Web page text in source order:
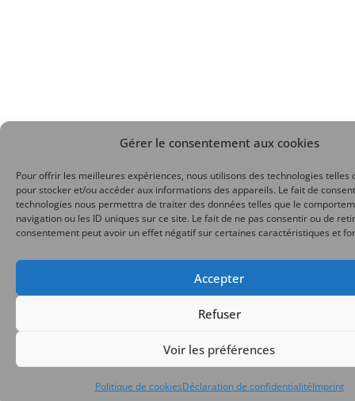
Gérer le consentement aux cookies
Pour offrir les meilleures expériences, nous utilisons des technologies telles
pour stocker et/ou accéder aux informations des appareils. Le fait de
technologies nous permettra de traiter des données telles que le
navigation ou les ID uniques sur ce site. Le fait de ne pas consentir ou de
consentement peut avoir un effet négatif sur certaines caractéristiques et
Accepter
Refuser
Voir les préférences
Politique de cookiesDéclaration de confidentialitéImprint